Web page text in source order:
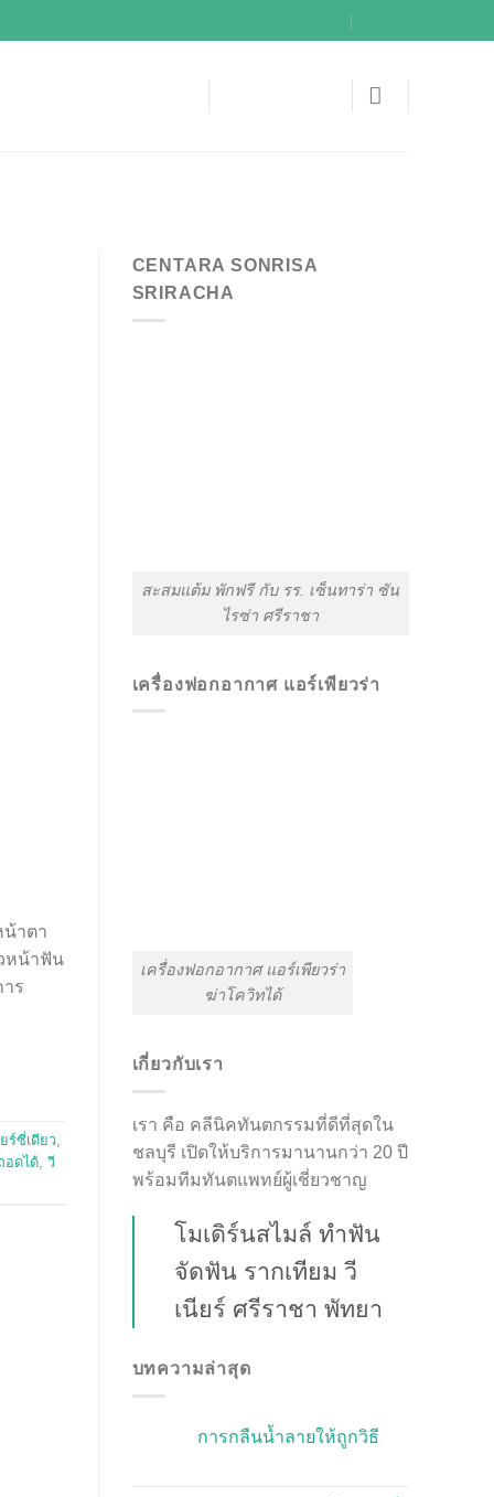
น้าตา
หน้าฟัน
ร
ร์ซี่เดียว
อดได้ วี
CENTARA SONRISA
SRIRACHA
สะสมแต้ม พักฟรี กับ รร. เซ็นทาร่า ซัน
ไรซ่า ศรีราชา
เครื่องฟอกอากาศ แอร์เพียวร่า
เครื่องฟอกอากาศ แอร์เพียวร่า
ฆ่าโควิทได้
เกี่ยวกับเรา
เรา คือ คลีนิคทันตกรรมที่ดีที่สุดใน
ชลบุรี เปิดให้บริการมานานกว่า 20 ปี
พร้อมทีมทันตแพทย์ผู้เชี่ยวชาญ
โมเดิร์นสไมล์ ทำฟัน
จัดฟัน รากเทียม วี
เนียร์ ศรีราชา พัทยา
บทความล่าสุด
การกลืนน้ำลายให้ถูกวิธี